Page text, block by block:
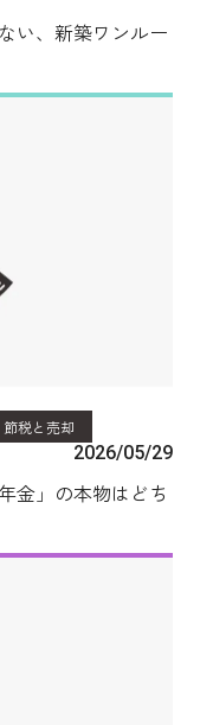
い、新築ワンルー
節税と売却
2026/05/29
金」の本物はどち